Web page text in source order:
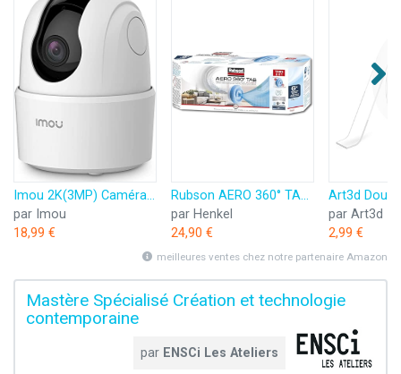
Imou 2K(3MP) Caméra Surveillance WiFi Intérieure Caméra 360° Connectée Smartphone avec Détection Humaine AI Suivi Intelligent Sirène Audio Bidirectionnel Compatible Alexa pour Bébé/Animaux
par Imou
18,99 €
Rubson AERO 360° TAB, recharges en tabs neutres pour absorbeur d'humidité, ultra absorbantes et anti odeurs recharges pour déshumidificateurs AERO 360°, 6 x 450 g
par Henkel
24,90 €
par Art3d
2,99 €
meilleures ventes chez notre partenaire Amazon
Mastère Spécialisé Création et technologie
contemporaine
par ENSCi Les Ateliers